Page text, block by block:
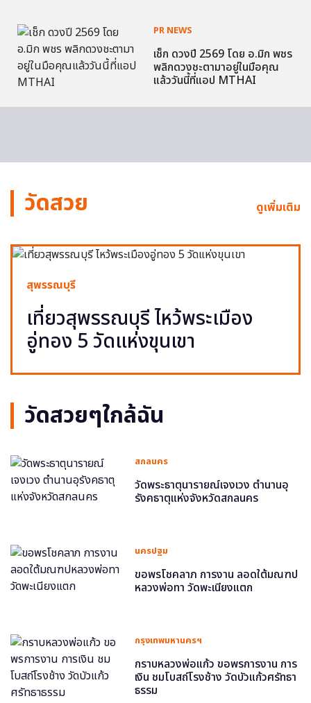
PR NEWS
เช็ก ดวงปี 2569 โดย อ.มิก พชร
พลิกดวงชะตามาอยู่ในมือคุณ
แล้ววันนี้ที่แอป MTHAI
วัดสวย ดูเพิ่มเติม
สุพรรณบุรี
เที่ยวสุพรรณบุรี ไหว้พระเมือง
อู่ทอง 5 วัดแห่งขุนเขา
วัดสวยๆใกล้ฉัน
สกลนคร
วัดพระธาตุนารายณ์เจงเวง ตำนานอุ
รังคธาตุแห่งจังหวัดสกลนคร
นครปฐม
ขอพรโชคลาภ การงาน ลอดใต้มณฑป
หลวงพ่อทา วัดพะเนียงแตก
กรุงเทพมหานครฯ
กราบหลวงพ่อแก้ว ขอพรการงาน การ
เงิน ชมโบสถ์โรงช้าง วัดบัวแก้วศรัทธา
ธรรม